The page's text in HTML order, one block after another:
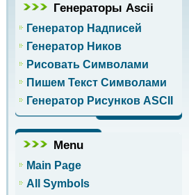
Генераторы Ascii
Генератор Надписей
Генератор Ников
Рисовать Символами
Пишем Текст Символами
Генератор Рисунков ASCII
Menu
Main Page
All Symbols